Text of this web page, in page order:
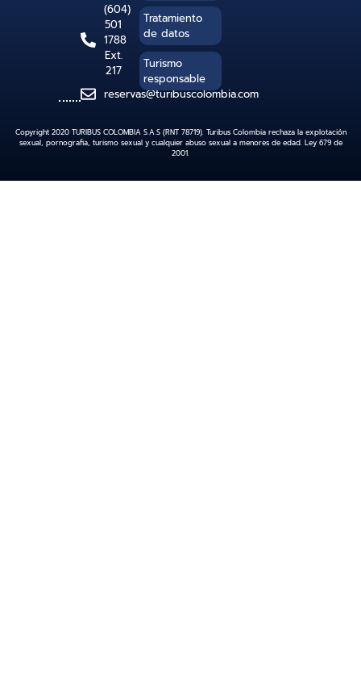
(604)
501
1788
Ext.
217
reservas@turibuscolombia.com
Tratamiento
de datos
Turismo
responsable
Copyright 2020 TURIBUS COLOMBIA S.A.S (RNT 78719). Turibus Colombia rechaza la explotación
sexual, pornografia, turismo sexual y cualquier abuso sexual a menores de edad. Ley 679 de
2001.